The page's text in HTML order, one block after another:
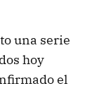
una serie
hoy
el